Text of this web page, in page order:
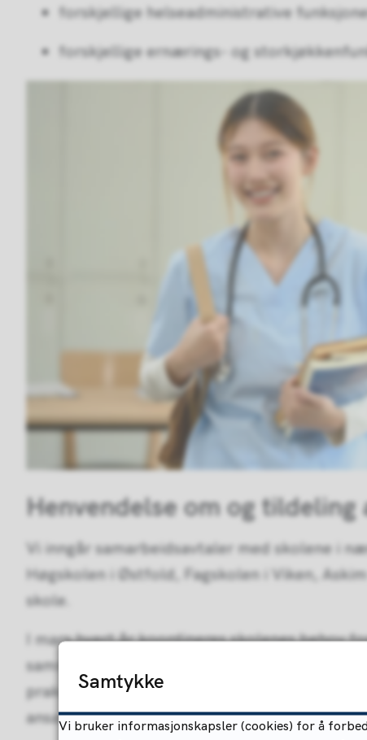
forskjellige helseadministrative
forskjellige ernærings- og
Henvendelse om og tildeling
Vi inngår samarbeidsavtaler med skolene i
Høgskolen i Østfold, Fagskolen i Viken,
skole.
I mars hvert år koordineres skolenes behov
sammen med helse- og omsorgstjenesten.
praksisplasser. Praksisplassene skal være
ansatte.
Samtykke
Vi bruker informasjonskapsler (cookies) for å